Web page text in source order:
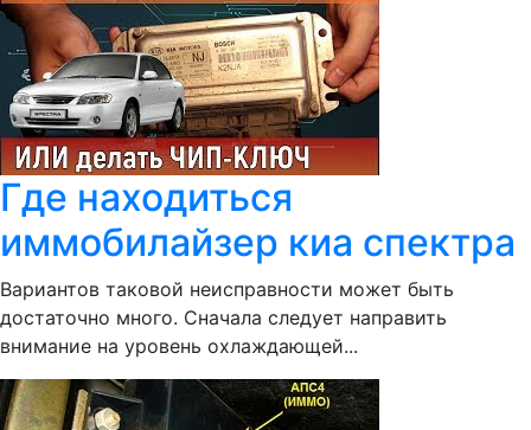
Где находиться
иммобилайзер киа спектра
Вариантов таковой неисправности может быть
достаточно много. Сначала следует направить
внимание на уровень охлаждающей...